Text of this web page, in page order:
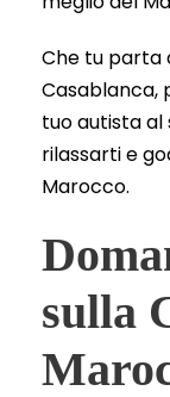
Che tu parta
Casablanca,
tuo autista
rilassarti e
Marocco.
sulla